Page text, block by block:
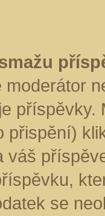
přispění)
váš
se